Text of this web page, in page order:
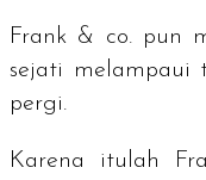
Frank & co. pun
sejati melampaui
pergi.
Karena itulah